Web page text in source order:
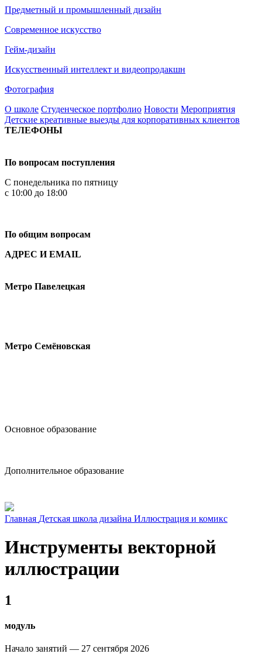
Предметный и промышленный дизайн
Современное искусство
Гейм-дизайн
Искусственный интеллект и видеопродакшн
Фотография
О школе Студенческое портфолио Новости Мероприятия
Детские креативные выезды для корпоративных клиентов
ТЕЛЕФОНЫ
По вопросам поступления
С понедельника по пятницу
с 10:00 до 18:00
По общим вопросам
АДРЕС И EMAIL
Метро Павелецкая
Метро Семёновская
Основное образование
Дополнительное образование
Главная Детская школа дизайна Иллюстрация и комикс
Инструменты векторной
иллюстрации
1
модуль
Начало занятий — 27 сентября 2026